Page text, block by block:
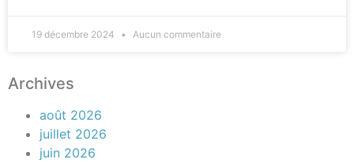
19 décembre 2024 Aucun commentaire
Archives
août 2026
juillet 2026
juin 2026